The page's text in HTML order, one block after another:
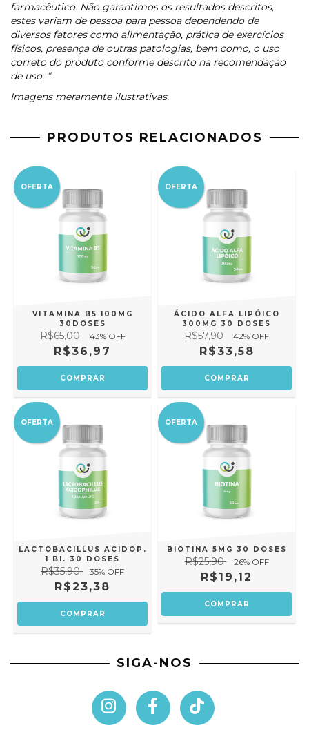
farmacêutico. Não garantimos os resultados descritos,
estes variam de pessoa para pessoa dependendo de
diversos fatores como alimentação, prática de exercícios
físicos, presença de outras patologias, bem como, o uso
correto do produto conforme descrito na recomendação
de uso. ”
Imagens meramente ilustrativas.
PRODUTOS RELACIONADOS
OFERTA
VITAMINA B5 100MG
30DOSES
R$65,00 43% OFF
R$36,97
OFERTA
ÁCIDO ALFA LIPÓICO
300MG 30 DOSES
R$57,90 42% OFF
R$33,58
OFERTA
LACTOBACILLUS ACIDOP.
1 BI. 30 DOSES
R$35,90 35% OFF
R$23,38
OFERTA
BIOTINA 5MG 30 DOSES
R$25,90 26% OFF
R$19,12
SIGA-NOS